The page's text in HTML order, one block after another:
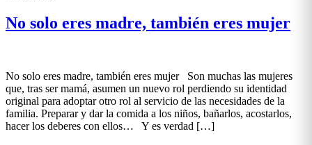
No solo eres madre, también eres mujer
No solo eres madre, también eres mujer Son muchas las mujeres
que, tras ser mamá, asumen un nuevo rol perdiendo su identidad
original para adoptar otro rol al servicio de las necesidades de la
familia. Preparar y dar la comida a los niños, bañarlos, acostarlos,
hacer los deberes con ellos… Y es verdad […]